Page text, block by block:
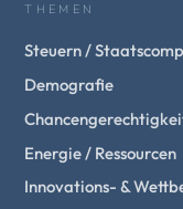
THEMEN
Steuern /
Demografie
Energie / Ressourcen
Innovations- &